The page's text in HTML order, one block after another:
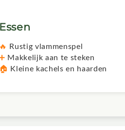
Essen
🔥
Rustig vlammenspel
Makkelijk aan te steken
🏠
Kleine kachels en haarden